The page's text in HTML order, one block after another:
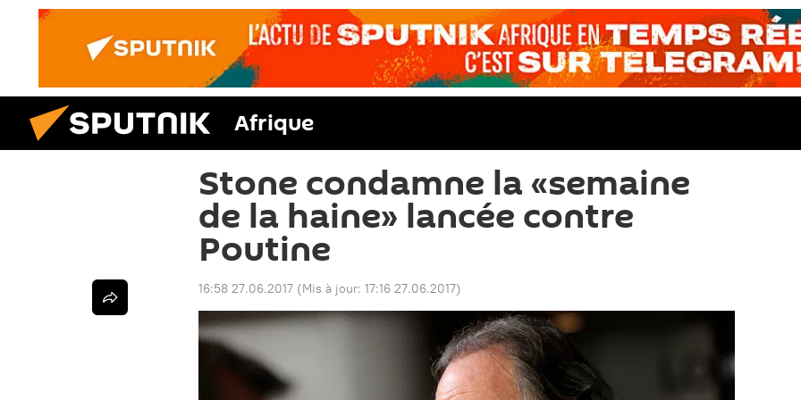
Afrique
Stone condamne la «semaine
de la haine» lancée contre
Poutine
16:58 27.06.2017 (Mis à jour: 17:16 27.06.2017)